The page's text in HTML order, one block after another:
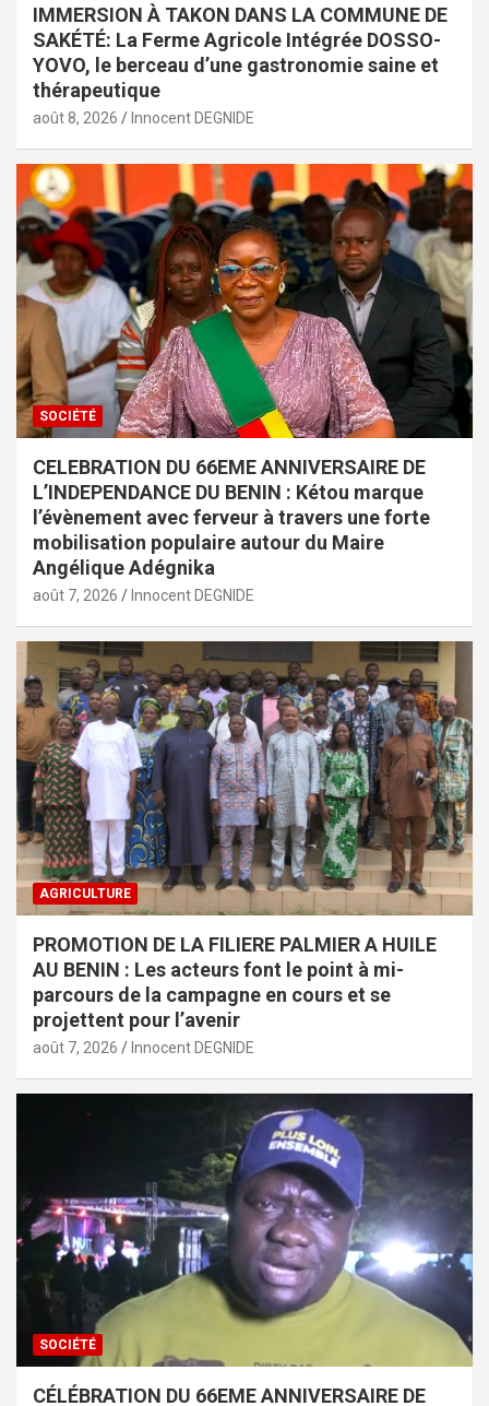
IMMERSION À TAKON DANS LA COMMUNE DE
SAKÉTÉ: La Ferme Agricole Intégrée DOSSO-
YOVO, le berceau d’une gastronomie saine et
thérapeutique
août 8, 2026 Innocent DEGNIDE
SOCIÉTÉ
CELEBRATION DU 66EME ANNIVERSAIRE DE
L’INDEPENDANCE DU BENIN : Kétou marque
l’évènement avec ferveur à travers une forte
mobilisation populaire autour du Maire
Angélique Adégnika
août 7, 2026 Innocent DEGNIDE
AGRICULTURE
PROMOTION DE LA FILIERE PALMIER A HUILE
AU BENIN : Les acteurs font le point à mi-
parcours de la campagne en cours et se
projettent pour l’avenir
août 7, 2026 Innocent DEGNIDE
SOCIÉTÉ
CÉLÉBRATION DU 66EME ANNIVERSAIRE DE